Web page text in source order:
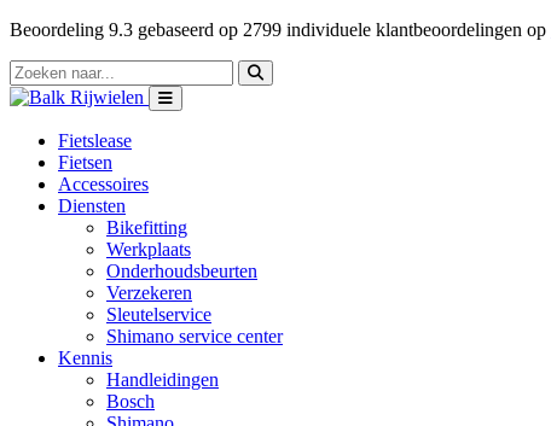
Beoordeling 9.3 gebaseerd op 2799 individuele klantbeoordelingen op
Fietslease
Fietsen
Accessoires
Diensten
Bikefitting
Werkplaats
Onderhoudsbeurten
Verzekeren
Sleutelservice
Shimano service center
Kennis
Handleidingen
Bosch